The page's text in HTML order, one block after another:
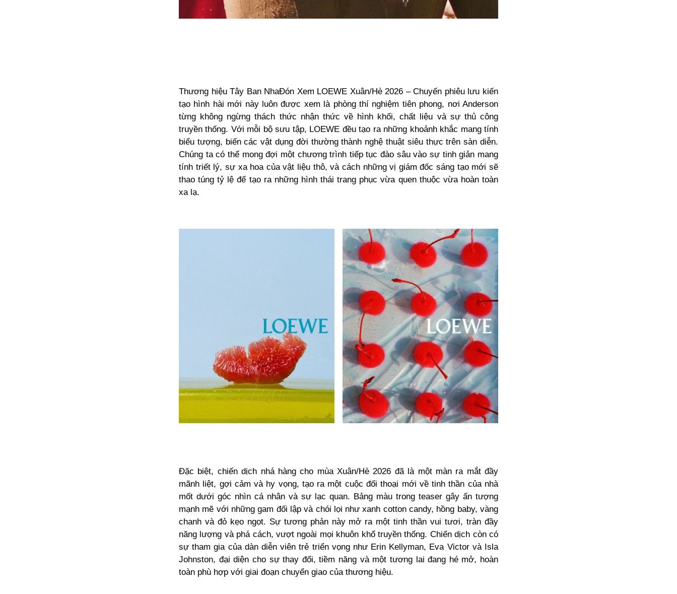
Thương hiệu Tây Ban NhaĐón Xem LOEWE Xuân/Hè 2026 – Chuyến phiêu lưu kiến
tạo hình hài mới này luôn được xem là phòng thí nghiệm tiên phong, nơi Anderson
từng không ngừng thách thức nhận thức về hình khối, chất liệu và sự thủ công
truyền thống. Với mỗi bộ sưu tập, LOEWE đều tạo ra những khoảnh khắc mang tính
biểu tượng, biến các vật dụng đời thường thành nghệ thuật siêu thực trên sàn diễn.
Chúng ta có thể mong đợi một chương trình tiếp tục đào sâu vào sự tinh giản mang
tính triết lý, sự xa hoa của vật liệu thô, và cách những vị giám đốc sáng tạo mới sẽ
thao túng tỷ lệ để tạo ra những hình thái trang phục vừa quen thuộc vừa hoàn toàn
xa lạ.
Đặc biệt, chiến dịch nhá hàng cho mùa Xuân/Hè 2026 đã là một màn ra mắt đầy
mãnh liệt, gợi cảm và hy vọng, tạo ra một cuộc đối thoại mới về tinh thần của nhà
mốt dưới góc nhìn cá nhân và sự lạc quan. Bảng màu trong teaser gây ấn tượng
mạnh mẽ với những gam đối lập và chói lọi như xanh cotton candy, hồng baby, vàng
chanh và đỏ kẹo ngọt. Sự tương phản này mở ra một tinh thần vui tươi, tràn đầy
năng lượng và phá cách, vượt ngoài mọi khuôn khổ truyền thống. Chiến dịch còn có
sự tham gia của dàn diễn viên trẻ triển vọng như Erin Kellyman, Eva Victor và Isla
Johnston, đại diện cho sự thay đổi, tiềm năng và một tương lai đang hé mở, hoàn
toàn phù hợp với giai đoạn chuyển giao của thương hiệu.